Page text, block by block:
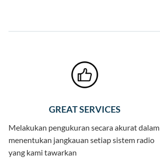
GREAT SERVICES
Melakukan pengukuran secara akurat dalam
menentukan jangkauan setiap sistem radio
yang kami tawarkan